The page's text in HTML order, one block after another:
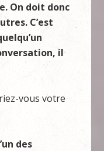
On doit donc
C’est
il
vous votre
des